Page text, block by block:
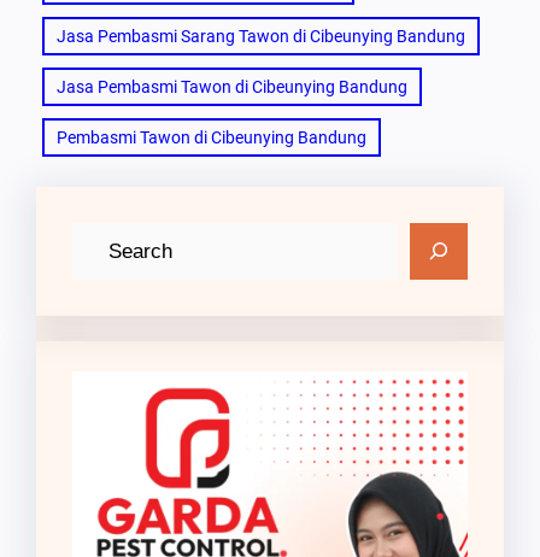
Jasa Pembasmi Sarang Tawon di Cibeunying Bandung
Jasa Pembasmi Tawon di Cibeunying Bandung
Pembasmi Tawon di Cibeunying Bandung